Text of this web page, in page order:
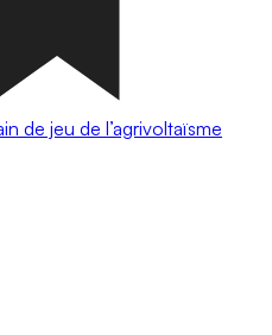
de jeu de l’agrivoltaïsme